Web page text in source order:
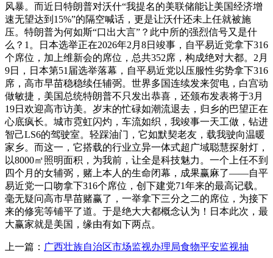
风暴。而近日特朗普对沃什“我提名的美联储能让美国经济增
速无望达到15%”的隔空喊话，更是让沃什还未上任就被施
压。特朗普为何如斯“口出大言”？此中所的强烈信号又是什
么？1。日本选举正在2026年2月8日竣事，自平易近党拿下316
个席位，加上维新会的席位，总共352席，构成绝对大都。2月
9日，日本第51届选举落幕，自平易近党以压服性劣势拿下316
席，高市早苗稳稳续任辅弼。世界多国连续发来贺电，白宫动
做敏捷，美国总统特朗普不只发出恭喜，还颁布发表将于3月
19日欢迎高市访美。岁末的忙碌如潮流退去，归乡的巴望正在
心底疯长。城市霓虹闪灼，车流如织，我竣事一天工做，钻进
智己LS6的驾驶室。轻踩油门，它如默契老友，载我驶向温暖
家乡。而这一，它搭载的行业立异一体式超广域聪慧探射灯，
以8000㎡照明面积，为我前，让全是科技魅力。一个上任不到
四个月的女辅弼，赌上本人的生命闭幕，成果赢麻了——自平
易近党一口吻拿下316个席位，创下建党71年来的最高记载。
毫无疑问高市早苗赌赢了，一举拿下三分之二的席位，为接下
来的修宪等铺平了道。于是绝大大都概念认为！日本此次，最
大赢家就是美国，缘由有如下两点。
上一篇： 广西壮族自治区市场监视办理局食物平安监视抽